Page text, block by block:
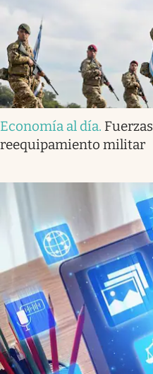
Economía al día.
reequipamiento militar